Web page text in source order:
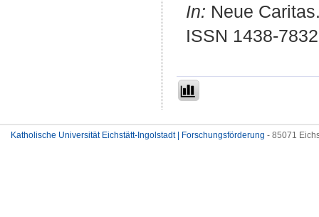
In: Neue
ISSN 1438-7832
Katholische Universität Eichstätt-Ingolstadt | Forschungsförderung - 85071